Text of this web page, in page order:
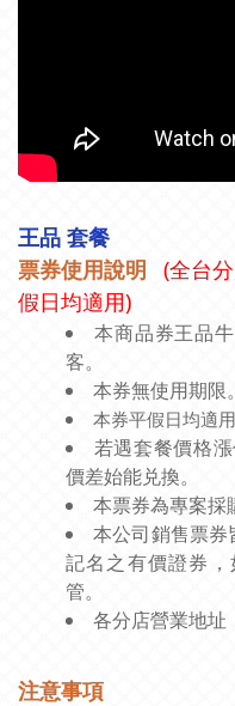
王品 套餐
票券使用說明
(全台
假日均適用)
本商品券王品
客。
本券無使用期限。
本券平假日均適用
若遇套餐價格
價差始能兑換。
本票券為專案採
本公司銷售票
記名之有價證券
管。
各分店營業地址
注意事項